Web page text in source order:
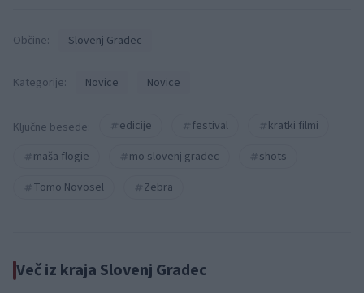
Občine: Slovenj Gradec
Kategorije: Novice Novice
Ključne besede: edicije festival
kratki filmi
maša flogie
mo slovenj gradec
shots
Tomo Novosel
Zebra
Več iz kraja Slovenj Gradec